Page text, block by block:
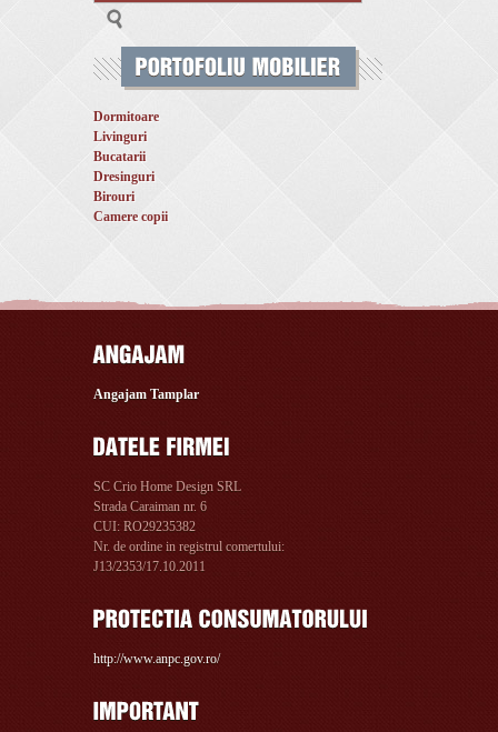
Dormitoare
Livinguri
Bucatarii
Dresinguri
Birouri
Camere copii
Angajam Tamplar
SC Crio Home Design SRL
Strada Caraiman nr. 6
CUI: RO29235382
Nr. de ordine in registrul comertului:
J13/2353/17.10.2011
http://www.anpc.gov.ro/